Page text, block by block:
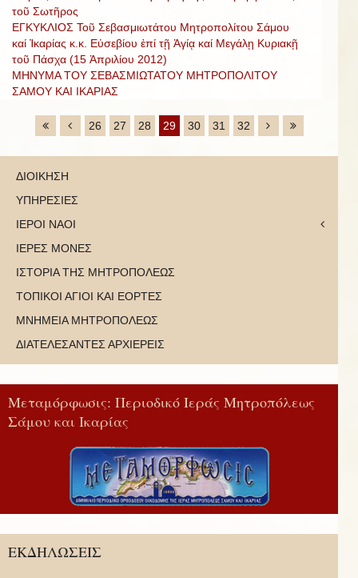
τοῦ Σωτῆρος
ΕΓΚΥΚΛΙΟΣ Τοῦ Σεβασμιωτάτου Μητροπολίτου Σάμου
καί Ἰκαρίας κ.κ. Εὐσεβίου ἐπί τῇ Ἁγίᾳ καί Μεγάλῃ Κυριακῇ
τοῦ Πάσχα (15 Ἀπριλίου 2012)
ΜΗΝΥΜΑ ΤΟΥ ΣΕΒΑΣΜΙΩΤΑΤΟΥ ΜΗΤΡΟΠΟΛΙΤΟΥ
ΣΑΜΟΥ ΚΑΙ ΙΚΑΡΙΑΣ
26 27 28 29 30 31 32
ΔΙΟΙΚΗΣΗ
ΥΠΗΡΕΣΙΕΣ
ΙΕΡΟΙ ΝΑΟΙ
ΙΕΡΕΣ ΜΟΝΕΣ
ΙΣΤΟΡΙΑ ΤΗΣ ΜΗΤΡΟΠΟΛΕΩΣ
ΤΟΠΙΚΟΙ ΑΓΙΟΙ ΚΑΙ ΕΟΡΤΕΣ
ΜΝΗΜΕΙΑ ΜΗΤΡΟΠΟΛΕΩΣ
ΔΙΑΤΕΛΕΣΑΝΤΕΣ ΑΡΧΙΕΡΕΙΣ
Μεταμόρφωσις: Περιοδικό Ιεράς Μητροπόλεως
Σάμου και Ικαρίας
ΕΚΔΗΛΩΣΕΙΣ